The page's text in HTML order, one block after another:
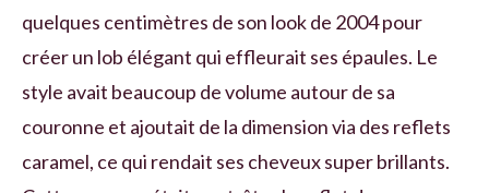
quelques centimètres de son look de 2004 pour
créer un lob élégant qui effleurait ses épaules. Le
style avait beaucoup de volume autour de sa
couronne et ajoutait de la dimension via des reflets
caramel, ce qui rendait ses cheveux super brillants.